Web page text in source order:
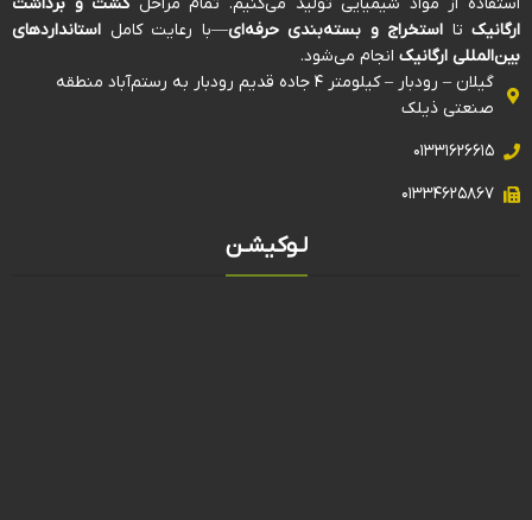
ارگانیک تا استخراج و بسته‌بندی حرفه‌ای—با رعایت کامل استانداردهای
بین‌المللی ارگانیک انجام می‌شود.
گیلان – رودبار – کیلومتر ۴ جاده قدیم رودبار به رستم‌آباد منطقه
صنعتی ذیلک
۰۱۳۳۱۶۲۶۶۱۵
۰۱۳۳۴۶۲۵۸۶۷
لـوکیشـن